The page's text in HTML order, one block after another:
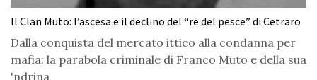
Il Clan Muto: l’ascesa e il declino del “re del pesce” di Cetraro
Dalla conquista del mercato ittico alla condanna per
mafia: la parabola criminale di Franco Muto e della sua
'ndrina